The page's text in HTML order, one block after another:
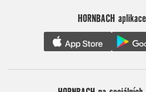
HORNBACH aplikace